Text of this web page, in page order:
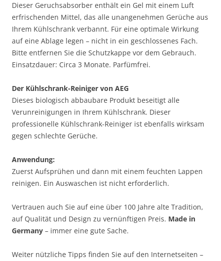
Dieser Geruchsabsorber enthält ein Gel mit einem Luft
erfrischenden Mittel, das alle unangenehmen Gerüche aus
Ihrem Kühlschrank verbannt. Für eine optimale Wirkung
auf eine Ablage legen – nicht in ein geschlossenes Fach.
Bitte entfernen Sie die Schutzkappe vor dem Gebrauch.
Einsatzdauer: Circa 3 Monate. Parfümfrei.
Der Kühlschrank-Reiniger von AEG
Dieses biologisch abbaubare Produkt beseitigt alle
Verunreinigungen in Ihrem Kühlschrank. Dieser
professionelle Kühlschrank-Reiniger ist ebenfalls wirksam
gegen schlechte Gerüche.
Anwendung:
Zuerst Aufsprühen und dann mit einem feuchten Lappen
reinigen. Ein Auswaschen ist nicht erforderlich.
Vertrauen auch Sie auf eine über 100 Jahre alte Tradition,
auf Qualität und Design zu vernünftigen Preis. Made in
Germany – immer eine gute Sache.
Weiter nützliche Tipps finden Sie auf den Internetseiten –